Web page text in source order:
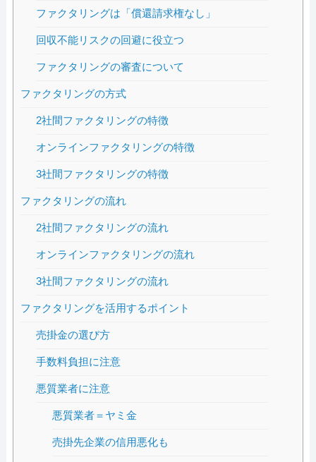
ファクタリングは「償還請求権なし」
回収不能リスクの回避に役立つ
ファクタリングの審査について
ファクタリングの方式
2社間ファクタリングの特徴
オンラインファクタリングの特徴
3社間ファクタリングの特徴
ファクタリングの流れ
2社間ファクタリングの流れ
オンラインファクタリングの流れ
3社間ファクタリングの流れ
ファクタリングを活用するポイント
売掛金の選び方
手数料負担に注意
悪質業者に注意
悪質業者＝ヤミ金
売掛先企業の信用悪化も